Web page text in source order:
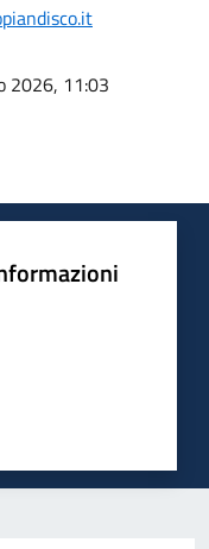
2026, 11:03